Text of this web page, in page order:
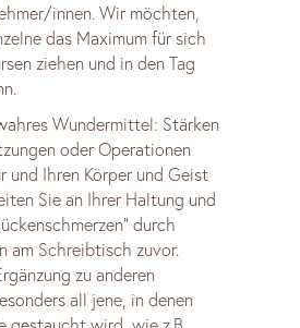
innen. Wir möchten,
das Maximum für sich
ziehen und in den Tag
Wundermittel: Stärken
oder Operationen
und Ihren Körper und Geist
Sie an Ihrer Haltung und
durch
am Schreibtisch zuvor.
zu anderen
all jene, in denen